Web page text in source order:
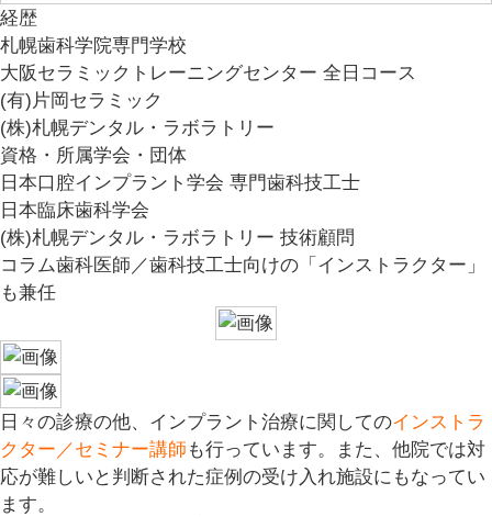
経歴
札幌歯科学院専門学校
大阪セラミックトレーニングセンター 全日コース
(有)片岡セラミック
(株)札幌デンタル・ラボラトリー
資格・所属学会・団体
日本口腔インプラント学会 専門歯科技工士
日本臨床歯科学会
(株)札幌デンタル・ラボラトリー 技術顧問
コラム歯科医師／歯科技工士向けの「インストラクター」
も兼任
日々の診療の他、インプラント治療に関してのインストラ
クター／セミナー講師 も行っています。また、他院では対
応が難しいと判断された症例の受け入れ施設にもなってい
ます。